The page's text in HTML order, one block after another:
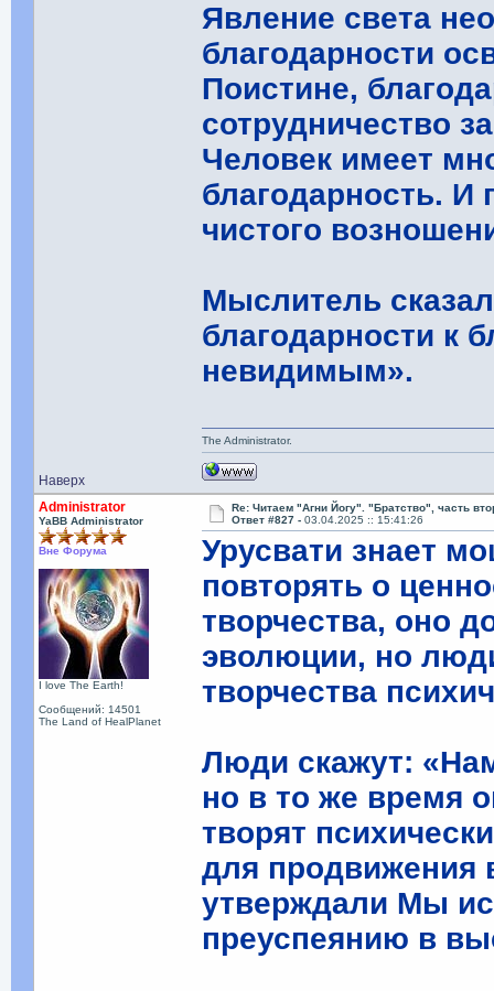
Явление света
благодарности
Поистине,
сотрудничество
Человек имеет
благодарность. И
чистого
Мыслитель
благодарности к
невидимым».
Наверх
The Administrator.
Administrator
YaBB Administrator
Вне Форума
I love The Earth!
Сообщений: 14501
The Land of HealPlanet
Re: Читаем "Агни Йогу". "Братство", часть
Ответ #827 -03.04.2025 :: 15:41:26
Урусвати знает
повторять о
творчества, оно
эволюции, но
творчества
Люди скажут:
но в то же время
творят
для продвижения
утверждали Мы
преуспеянию в